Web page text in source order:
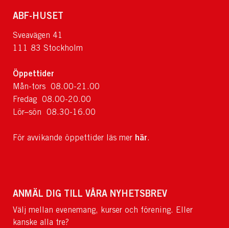
ABF-HUSET
Sveavägen 41
111 83 Stockholm
Öppettider
Mån-tors 08.00-21.00
Fredag 08.00-20.00
Lör–sön 08.30-16.00
För avvikande öppettider läs mer här.
ANMÄL DIG TILL VÅRA NYHETSBREV
Välj mellan evenemang, kurser och förening. Eller
kanske alla tre?